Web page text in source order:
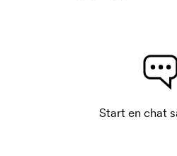
Start en chat